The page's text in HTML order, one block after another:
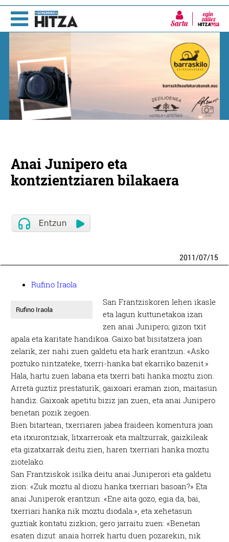
Sartu
Anai Junipero eta
kontzientziaren bilakaera
2011/07/15
Rufino Iraola
Rufino Iraola
San Frantziskoren lehen ikasle
eta lagun kuttunetakoa izan
zen anai Junipero; gizon txit
apala eta karitate handikoa. Gaixo bat bisitatzera joan
zelarik, zer nahi zuen galdetu eta hark erantzun: «Asko
poztuko nintzateke, txerri-hanka bat ekarriko bazenit.»
Hala, hartu zuen labana eta txerri bati hanka moztu zion.
Arreta guztiz prestaturik, gaixoari eraman zion, maitasun
handiz. Gaixoak apetitu biziz jan zuen, eta anai Junipero
benetan pozik zegoen.
Bien bitartean, txerriaren jabea fraideen komentura joan
eta itxurontziak, litxarreroak eta maltzurrak, gaizkileak
eta gizatxarrak deitu zien, haren txerriari hanka moztu
ziotelako.
San Frantziskok isilka deitu anai Juniperori eta galdetu
zion: «Zuk moztu al diozu hanka txerriari basoan?» Eta
anai Juniperok erantzun: «Ene aita gozo, egia da, bai,
txerriari hanka nik moztu diodala.», eta xehetasun
guztiak kontatu zizkion; gero jarraitu zuen: «Benetan
esaten dizut: anaia horrek hartu duen pozarekin, nik